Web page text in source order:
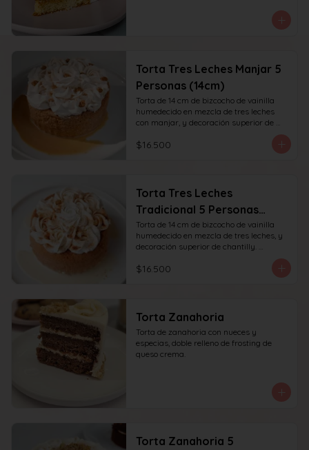
Torta Tres Leches Manjar 5
Personas (14cm)
Torta de 14 cm de bizcocho de vainilla
humedecido en mezcla de tres leches
con manjar, y decoración superior de
chantilly y manjar. recomendada para 6
personas.
$16.500
Torta Tres Leches
Tradicional 5 Personas
(14cm)
Torta de 14 cm de bizcocho de vainilla
humedecido en mezcla de tres leches, y
decoración superior de chantilly.
$16.500
Torta Zanahoria
Torta de zanahoria con nueces y
especias, doble relleno de frosting de
queso crema.
Torta Zanahoria 5